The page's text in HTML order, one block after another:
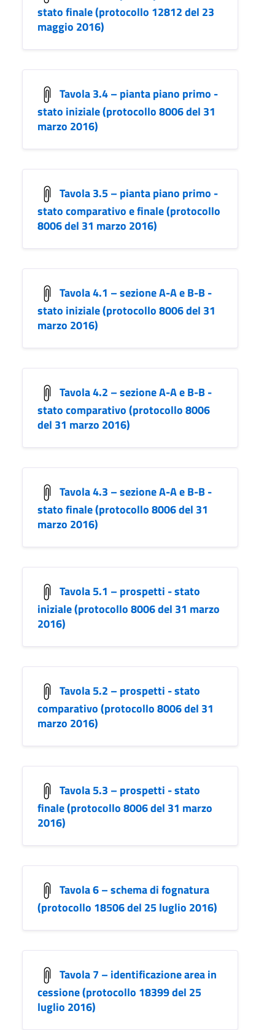
stato finale (protocollo 12812 del 23
maggio 2016)
Tavola 3.4 – pianta piano primo -
stato iniziale (protocollo 8006 del 31
marzo 2016)
Tavola 3.5 – pianta piano primo -
stato comparativo e finale (protocollo
8006 del 31 marzo 2016)
Tavola 4.1 – sezione A-A e B-B -
stato iniziale (protocollo 8006 del 31
marzo 2016)
Tavola 4.2 – sezione A-A e B-B -
stato comparativo (protocollo 8006
del 31 marzo 2016)
Tavola 4.3 – sezione A-A e B-B -
stato finale (protocollo 8006 del 31
marzo 2016)
Tavola 5.1 – prospetti - stato
iniziale (protocollo 8006 del 31 marzo
2016)
Tavola 5.2 – prospetti - stato
comparativo (protocollo 8006 del 31
marzo 2016)
Tavola 5.3 – prospetti - stato
finale (protocollo 8006 del 31 marzo
2016)
Tavola 6 – schema di fognatura
(protocollo 18506 del 25 luglio 2016)
Tavola 7 – identificazione area in
cessione (protocollo 18399 del 25
luglio 2016)